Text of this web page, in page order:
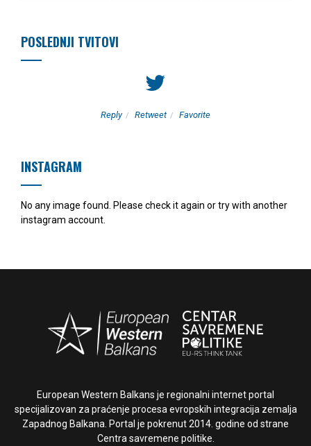
POSLEDNJI TVITOVI
Reply Retweet Favorite
INSTAGRAM
No any image found. Please check it again or try with another
instagram account.
European Western Balkans je regionalni internet portal
specijalizovan za praćenje procesa evropskih integracija zemalja
Zapadnog Balkana. Portal je pokrenut 2014. godine od strane
Centra savremene politike.